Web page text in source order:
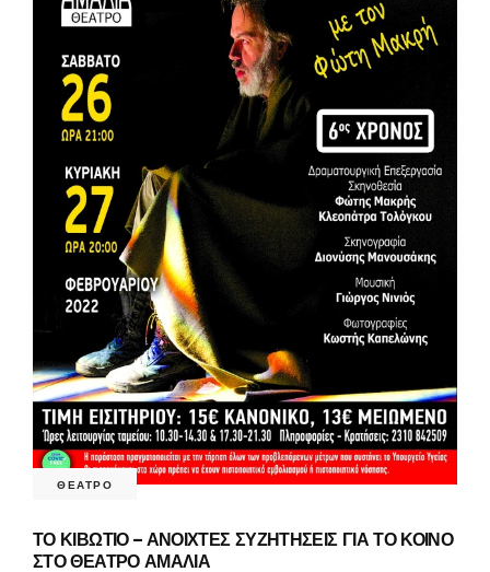
ΘΕΑΤΡΟ
ΤΟ ΚΙΒΩΤΙΟ – ΑΝΟΙΧΤΕΣ ΣΥΖΗΤΗΣΕΙΣ ΓΙΑ ΤΟ ΚΟΙΝΟ
ΣΤΟ ΘΕΑΤΡΟ ΑΜΑΛΙΑ